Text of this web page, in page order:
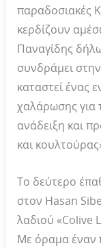
παραδοσιακές
κερδίζουν
Παναγίδης
συνδράμει
καταστεί ένας
χαλάρωσης για
ανάδειξη και
και
Το δεύτερο
στον Hasan
λαδιού «Colive
Με όραμα έναν